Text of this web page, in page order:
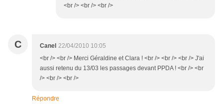
<br /> <br /> <br />
C Canel 22/04/2010 10:05
<br /> <br /> Merci Géraldine et Clara ! <br /> <br /> <br /> J'ai
aussi retenu du 13/03 les passages devant PPDA ! <br /> <br
/> <br /> <br />
Répondre